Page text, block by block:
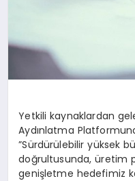
Yetkili kaynaklardan
Aydınlatma
”Sürdürülebilir yüksek
doğrultusunda, üretim
genişletme hedefimiz